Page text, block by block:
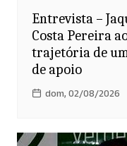
Entrevista –
Costa Pereira
trajetória de
de apoio
dom, 02/08/2026